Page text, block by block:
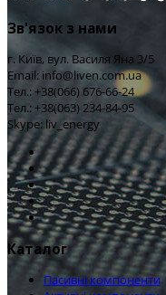
Зв'язок з нами
г. Київ, вул. Василя Яна 3/5
Email: info@liven.com.ua
Тел.: +38(066) 676-66-24
Тел.: +38(063) 234-84-95
Skype: liv_energy
Каталог
Пасивні компоненти